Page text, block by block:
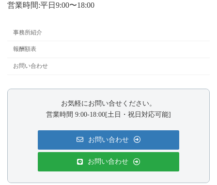
営業時間:平日9:00〜18:00
事務所紹介
報酬額表
お問い合わせ
お気軽にお問い合せください。
営業時間 9:00-18:00[土日・祝日対応可能]
お問い合わせ
お問い合わせ